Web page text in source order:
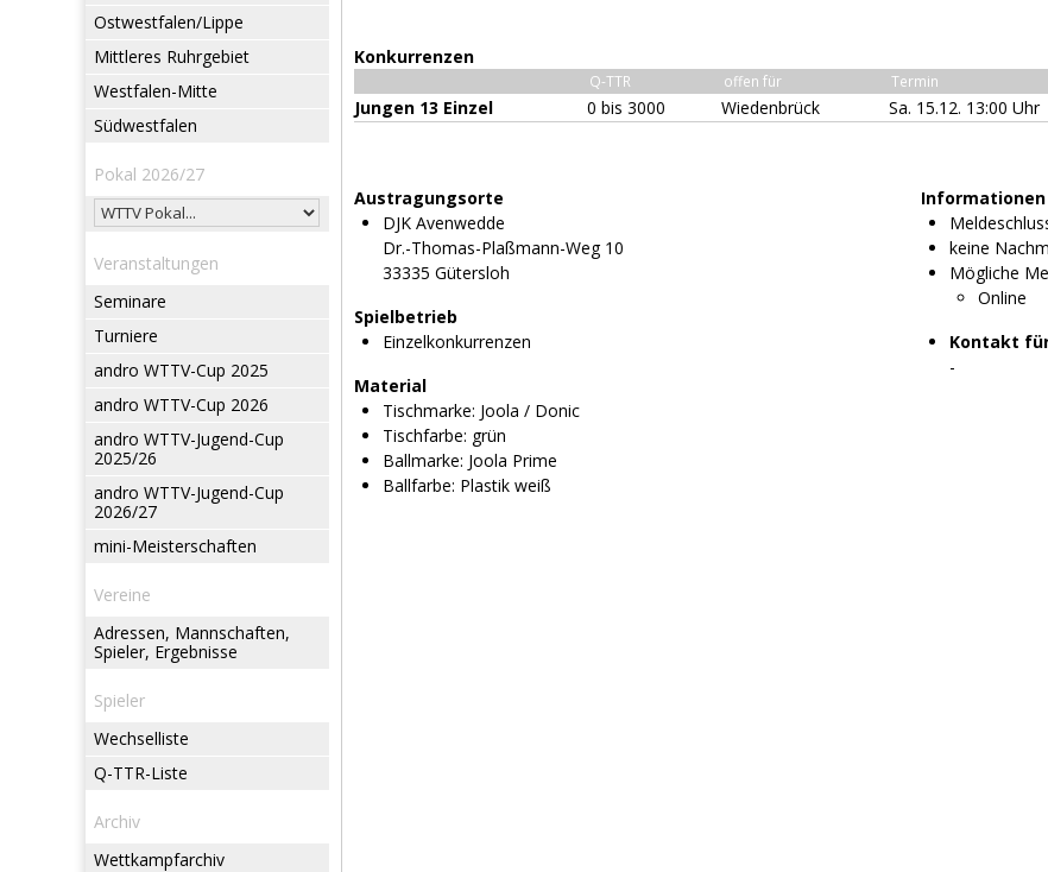
Ostwestfalen/Lippe
Mittleres Ruhrgebiet
Westfalen-Mitte
Südwestfalen
Pokal 2026/27
Veranstaltungen
Seminare
Turniere
andro WTTV-Cup 2025
andro WTTV-Cup 2026
andro WTTV-Jugend-Cup
2025/26
andro WTTV-Jugend-Cup
2026/27
mini-Meisterschaften
Vereine
Adressen, Mannschaften,
Spieler, Ergebnisse
Spieler
Wechselliste
Q-TTR-Liste
Archiv
Wettkampfarchiv
Konkurrenzen
Q-TTR offen für Termin
Jungen 13 Einzel 0 bis 3000 Wiedenbrück Sa. 15.12. 13:00 Uhr
Austragungsorte
DJK Avenwedde
Dr.-Thomas-Plaßmann-Weg 10
33335 Gütersloh
Spielbetrieb
Einzelkonkurrenzen
Material
Tischmarke: Joola / Donic
Tischfarbe: grün
Ballmarke: Joola Prime
Ballfarbe: Plastik weiß
keine
Mögliche
Online
Kontakt
-